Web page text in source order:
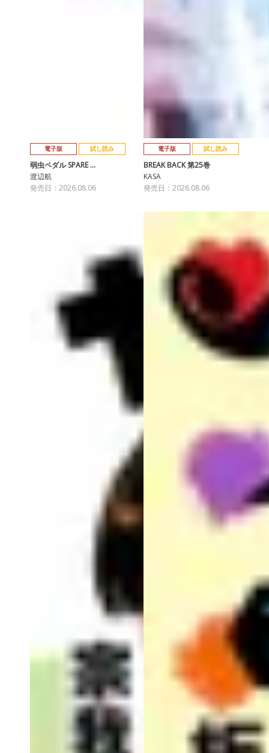
電子版 試し読み
弱虫ペダル SPARE …
渡辺航
発売日：2026.08.06
電子版 試し読み
BREAK BACK 第25巻
KASA
発売日：2026.08.06